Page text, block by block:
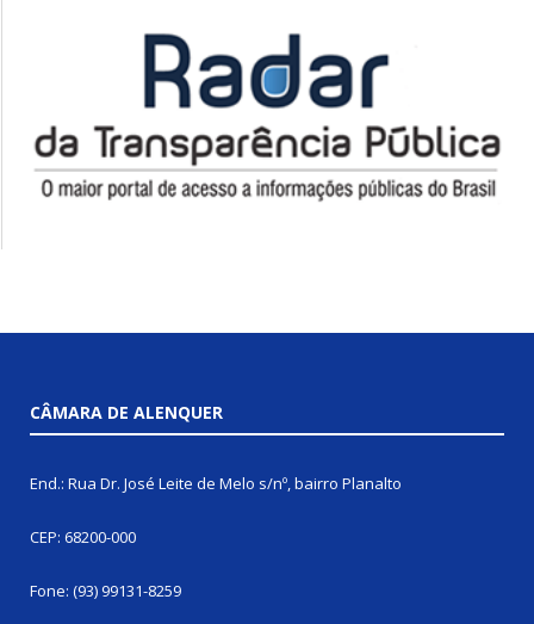
CÂMARA DE ALENQUER
End.: Rua Dr. José Leite de Melo s/nº, bairro Planalto
CEP: 68200-000
Fone: (93) 99131-8259